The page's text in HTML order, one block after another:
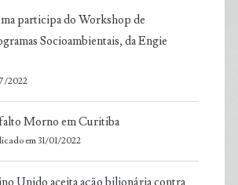
participa do Workshop de
Socioambientais, da Engie
2022
Morno em Curitiba
em 31/01/2022